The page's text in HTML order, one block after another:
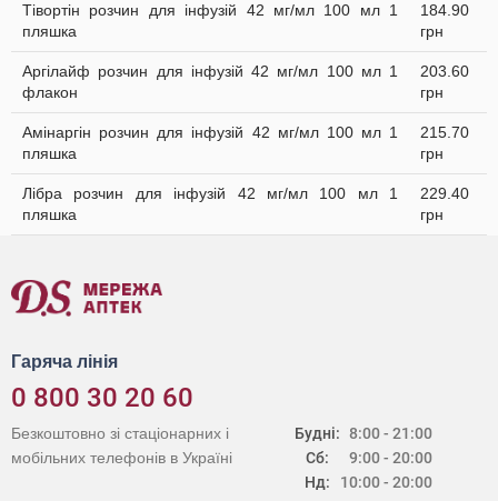
Тівортін розчин для інфузій 42 мг/мл 100 мл 1
пляшка
184.90
грн
Аргілайф розчин для інфузій 42 мг/мл 100 мл 1
флакон
203.60
грн
Амінаргін розчин для інфузій 42 мг/мл 100 мл 1
пляшка
215.70
грн
Лібра розчин для інфузій 42 мг/мл 100 мл 1
пляшка
229.40
грн
Гаряча лінія
0 800 30 20 60
Будні:
Сб:
Нд:
8:00 - 21:00
9:00 - 20:00
10:00 - 20:00
Безкоштовно зі стаціонарних і
мобільних телефонів в Україні